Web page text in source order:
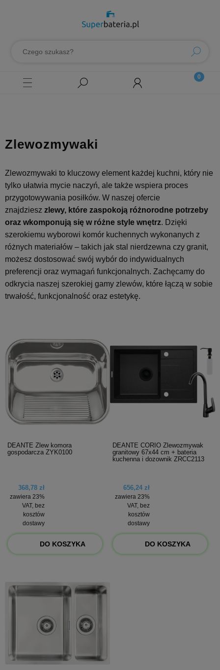
Zlewozmywaki
Zlewozmywaki to kluczowy element każdej kuchni, który nie
tylko ułatwia mycie naczyń, ale także wspiera proces
przygotowywania posiłków. W naszej ofercie
znajdziesz zlewy, które zaspokoją różnorodne potrzeby
oraz wkomponują się w różne style wnętrz. Dzięki
szerokiemu wyborowi komór kuchennych wykonanych z
różnych materiałów – takich jak stal nierdzewna czy granit,
możesz dostosować swój wybór do indywidualnych
preferencji oraz wymagań funkcjonalnych. Zachęcamy do
odkrycia naszej szerokiej gamy zlewów, które łączą w sobie
trwałość, funkcjonalność oraz estetykę.
DEANTE Zlew komora
gospodarcza ZYK0100
368,78 zł
zawiera 23%
VAT, bez
kosztów
dostawy
DO KOSZYKA
DEANTE CORIO Zlewozmywak
granitowy 67x44 cm + bateria
kuchenna i dozownik ZRCC2113
656,24 zł
zawiera 23%
VAT, bez
kosztów
dostawy
DO KOSZYKA